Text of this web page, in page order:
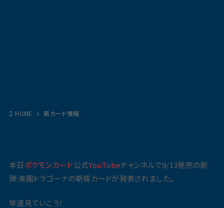
HOME 新カード情報
本日ポケモンカード公式YouTubeチャンネルで9/13発売の新
弾:楽園ドラゴーナの新規カードが発表されました。
早速見ていこう！